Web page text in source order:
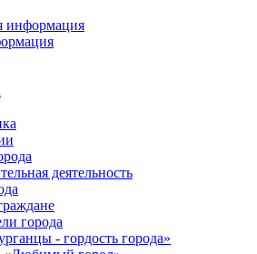
информация
деятельность
города
- гордость города»